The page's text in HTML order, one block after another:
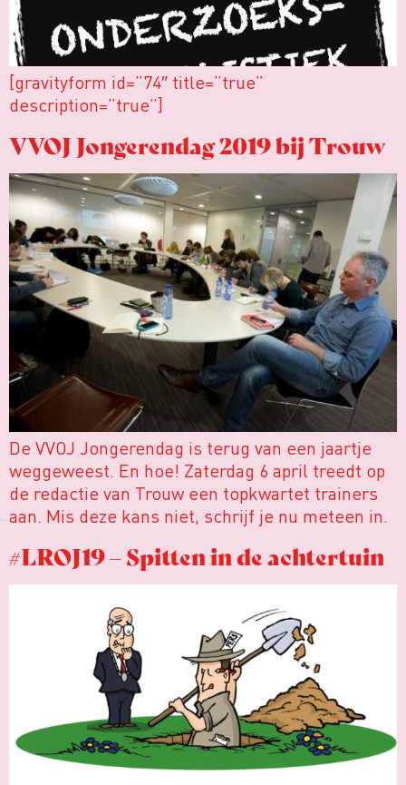
[gravityform id=”74″ title=”true”
description=”true”]
VVOJ Jongerendag 2019 bij Trouw
De VVOJ Jongerendag is terug van een jaartje
weggeweest. En hoe! Zaterdag 6 april treedt op
de redactie van Trouw een topkwartet trainers
aan. Mis deze kans niet, schrijf je nu meteen in.
#LROJ19 – Spitten in de achtertuin